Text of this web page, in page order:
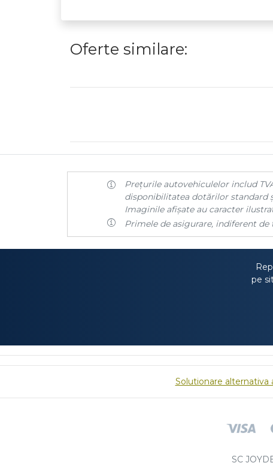
Oferte similare:
Prețurile autovehiculelor includ
disponibilitatea dotărilor standard
Imaginile afișate au caracter
Primele de asigurare, indiferent
pe
Solutionare alternativa
SC